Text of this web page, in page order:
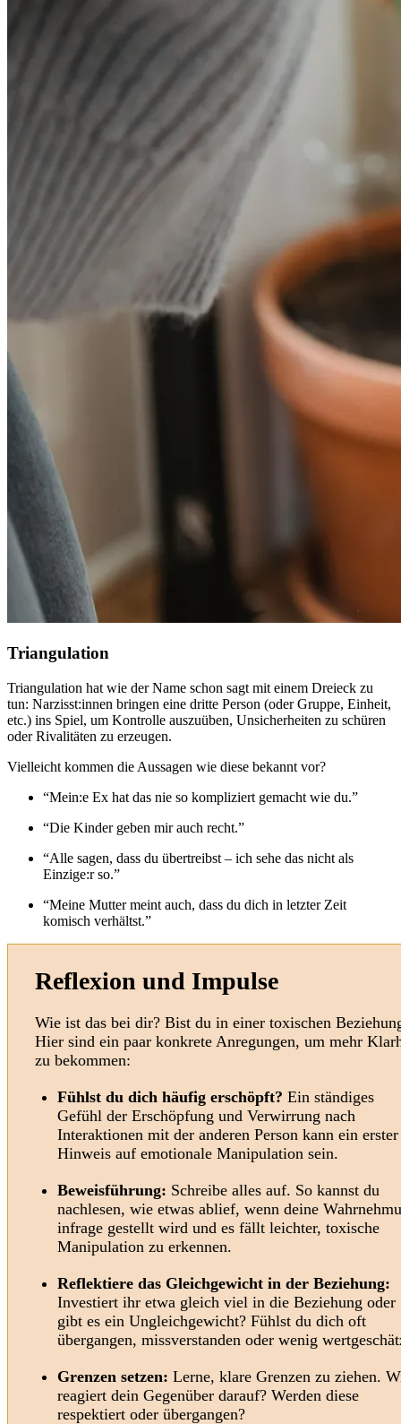
Triangulation
Triangulation hat wie der Name schon sagt mit einem Dreieck zu
tun: Narzisst:innen bringen eine dritte Person (oder Gruppe, Einheit,
etc.) ins Spiel, um Kontrolle auszuüben, Unsicherheiten zu schüren
oder Rivalitäten zu erzeugen.
Vielleicht kommen die Aussagen wie diese bekannt vor?
“Mein:e Ex hat das nie so kompliziert gemacht wie du.”
“Die Kinder geben mir auch recht.”
“Alle sagen, dass du übertreibst – ich sehe das nicht als
Einzige:r so.”
“Meine Mutter meint auch, dass du dich in letzter Zeit
komisch verhältst.”
Reflexion und Impulse
Wie ist das bei dir? Bist du in einer toxischen
Hier sind ein paar konkrete Anregungen, um mehr
zu bekommen:
Fühlst du dich häufig erschöpft? Ein ständiges
Gefühl der Erschöpfung und Verwirrung nach
Interaktionen mit der anderen Person kann ein erster
Hinweis auf emotionale Manipulation sein.
Beweisführung: Schreibe alles auf. So kannst du
nachlesen, wie etwas ablief, wenn deine
infrage gestellt wird und es fällt leichter, toxische
Manipulation zu erkennen.
Reflektiere das Gleichgewicht in der Beziehung:
Investiert ihr etwa gleich viel in die Beziehung oder
gibt es ein Ungleichgewicht? Fühlst du dich oft
übergangen, missverstanden oder wenig
Grenzen setzen: Lerne, klare Grenzen zu ziehen.
reagiert dein Gegenüber darauf? Werden diese
respektiert oder übergangen?